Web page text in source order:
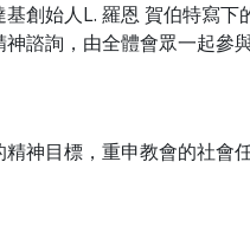
創始人L. 羅恩 賀伯特寫下
諮詢，由全體會眾一起參
神目標，重申教會的社會